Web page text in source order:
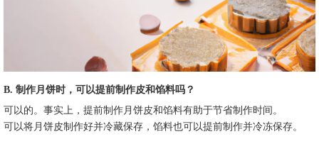
B. 制作月饼时，可以提前制作皮和馅料吗？
可以的。事实上，提前制作月饼皮和馅料有助于节省制作时间。
可以将月饼皮制作好并冷藏保存，馅料也可以提前制作并冷冻保存。